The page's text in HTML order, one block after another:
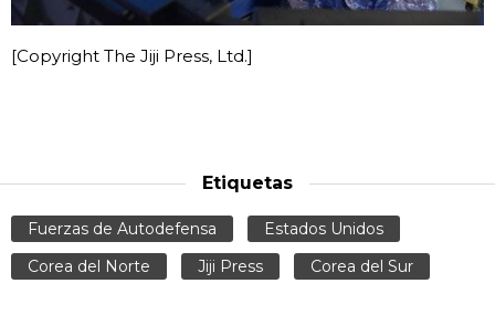
[Copyright The Jiji Press, Ltd.]
Etiquetas
Fuerzas de Autodefensa
Estados Unidos
Corea del Norte
Jiji Press Corea del Sur